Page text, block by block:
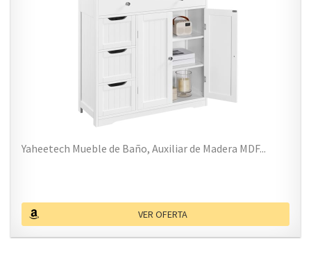
Yaheetech Mueble de Baño, Auxiliar de Madera MDF...
VER OFERTA